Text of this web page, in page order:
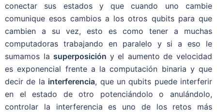
conectar sus estados y que cuando uno cambie
comunique esos cambios a los otros qubits para que
cambien a su vez, esto es como tener a muchas
computadoras trabajando en paralelo y si a eso le
sumamos lasuperposición y el aumento de velocidad
es exponencial frente a la computación binaria y que
decir de la interferencia, que un qubits puede interferir
en el estado de otro potenciándolo o anulándolo,
controlar la interferencia es uno de los retos más